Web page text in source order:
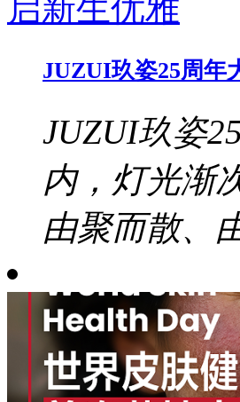
JUZUI玖姿25周年
JUZUI玖姿
内，灯光渐
由聚而散、